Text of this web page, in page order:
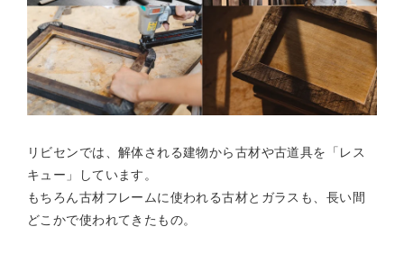
リビセンでは、解体される建物から古材や古道具を「レス
キュー」しています。
もちろん古材フレームに使われる古材とガラスも、長い間
どこかで使われてきたもの。